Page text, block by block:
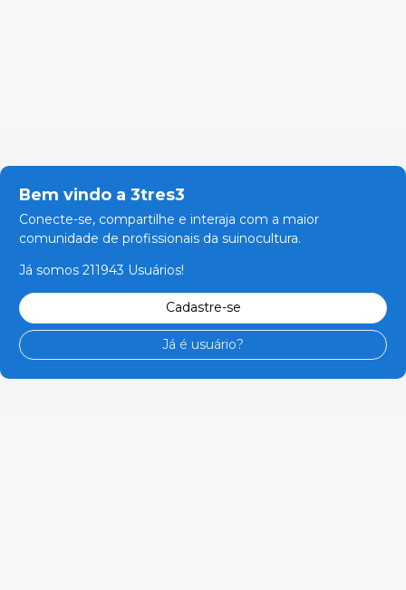
Bem vindo a 3tres3
Conecte-se, compartilhe e interaja com a maior
comunidade de profissionais da suinocultura.
Já somos 211943 Usuários!
Cadastre-se
Já é usuário?